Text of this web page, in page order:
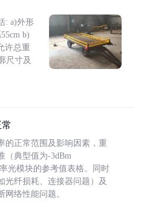
: a)外形
b)
许总重
尺寸及
的正常范围及影响因素，重
（典型值为-3dBm
光模块的参考值表格。同时
光纤损耗、连接器问题）及
络性能问题。